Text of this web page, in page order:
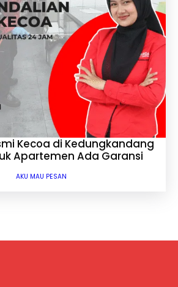
Kecoa di Kedungkandang
Apartemen Ada Garansi
AKU MAU PESAN